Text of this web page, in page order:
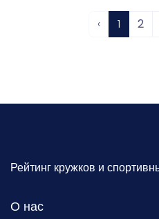
‹ 1 2
Рейтинг кружков и
О нас